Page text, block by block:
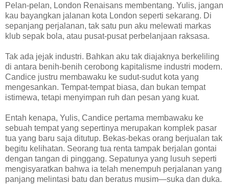
Pelan-pelan, London Renaisans membentang. Yulis, jangan
kau bayangkan jalanan kota London seperti sekarang. Di
sepanjang perjalanan, tak satu pun aku melewati markas
klub sepak bola, atau pusat-pusat perbelanjaan raksasa.
Tak ada jejak industri. Bahkan aku tak diajaknya berkeliling
di antara benih-benih cerobong kapitalisme industri modern.
Candice justru membawaku ke sudut-sudut kota yang
mengesankan. Tempat-tempat biasa, dan bukan tempat
istimewa, tetapi menyimpan ruh dan pesan yang kuat.
Entah kenapa, Yulis, Candice pertama membawaku ke
sebuah tempat yang sepertinya merupakan komplek pasar
tua yang baru saja ditutup. Bekas-bekas orang berjualan tak
begitu kelihatan. Seorang tua renta tampak berjalan gontai
dengan tangan di pinggang. Sepatunya yang lusuh seperti
mengisyaratkan bahwa ia telah menempuh perjalanan yang
panjang melintasi batu dan beratus musim—suka dan duka.